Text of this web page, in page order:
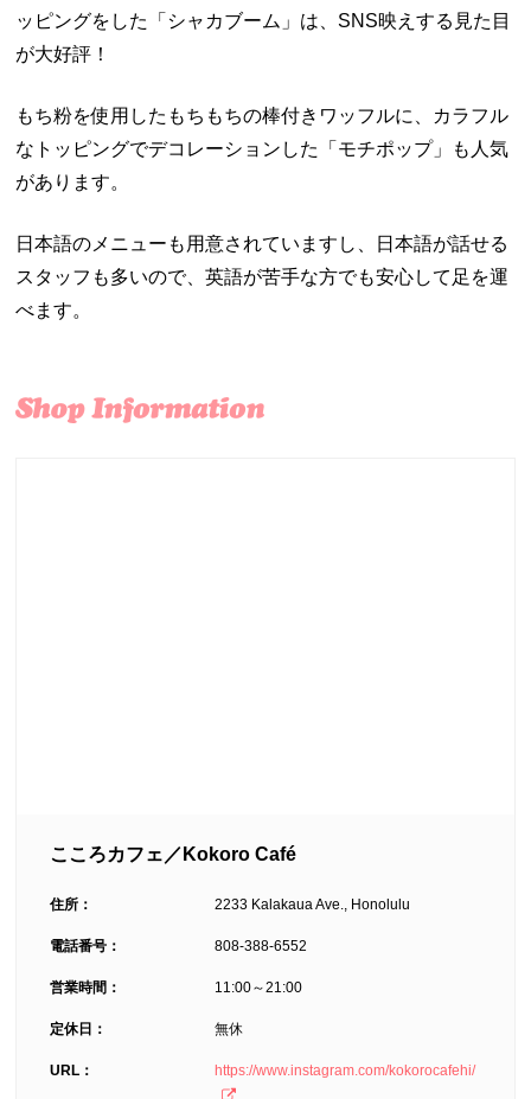
ッピングをした「シャカブーム」は、SNS映えする見た目
が大好評！
もち粉を使用したもちもちの棒付きワッフルに、カラフル
なトッピングでデコレーションした「モチポップ」も人気
があります。
日本語のメニューも用意されていますし、日本語が話せる
スタッフも多いので、英語が苦手な方でも安心して足を運
べます。
こころカフェ／Kokoro Café
住所： 2233 Kalakaua Ave., Honolulu
電話番号： 808-388-6552
営業時間： 11:00～21:00
定休日： 無休
URL： https://www.instagram.com/kokorocafehi/